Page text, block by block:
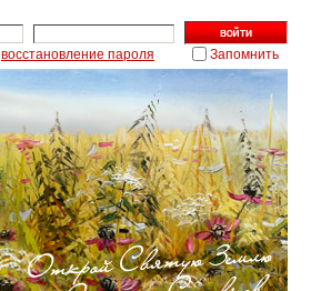
восстановление пароля Запомнить